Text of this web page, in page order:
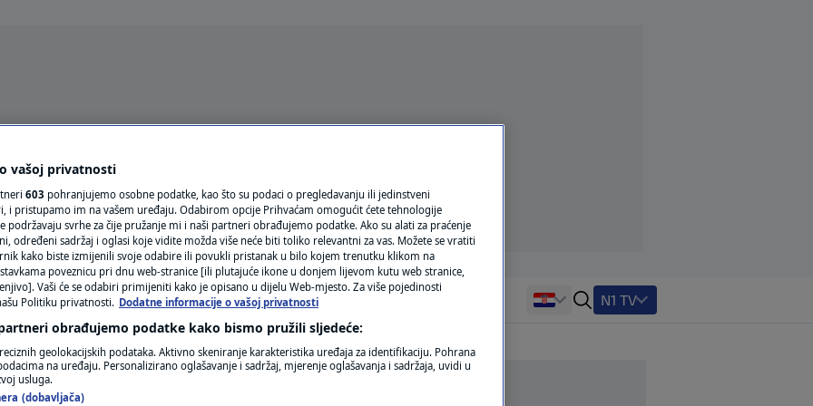
VRIJEME
N1 TEME
REGIJA
N1 TV
vašoj privatnosti
603 pohranjujemo osobne podatke, kao što su podaci o pregledavanju ili jedinstveni
i pristupamo im na vašem uređaju. Odabirom opcije Prihvaćam omogućit ćete tehnologije
podržavaju svrhe za čije pružanje mi i naši partneri obrađujemo podatke. Ako su alati za praćenje
određeni sadržaj i oglasi koje vidite možda više neće biti toliko relevantni za vas. Možete se vratiti
kako biste izmijenili svoje odabire ili povukli pristanak u bilo kojem trenutku klikom na
poveznicu pri dnu web-stranice [ili plutajuće ikone u donjem lijevom kutu web stranice,
Vaši će se odabiri primijeniti kako je opisano u dijelu Web-mjesto. Za više pojedinosti
Politiku privatnosti. Dodatne informacije o vašoj privatnosti
obrađujemo podatke kako bismo pružili sljedeće:
geolokacijskih podataka. Aktivno skeniranje karakteristika uređaja za identifikaciju. Pohrana
na uređaju. Personalizirano oglašavanje i sadržaj, mjerenje oglašavanja i sadržaja, uvidi u
usluga.
(dobavljača)